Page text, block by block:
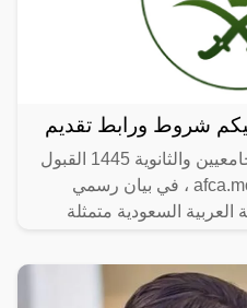
شروط ورابط تقديم
رابط تقديم وزارة الدفاع للجامعيين والثانوية 1445 القبول
الموحد عبر بوابة afca.mod.gov.sa ، في بيان رسمي
العربية السعودية متمثلة